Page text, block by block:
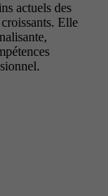
actuels des
Elle